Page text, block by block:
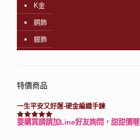
K金
鋼飾
銀飾
特價商品
一生平安又好運-硬金編織手鍊
評分7740滿分 5
要購買請請加Line好友詢問，甜甜價喔